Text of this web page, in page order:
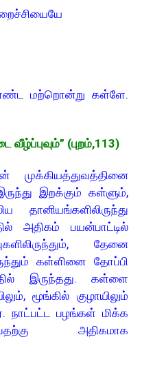
மற்றொன்று கள்ளே.
வீழ்ப்புவும்” (புறம்,113)
முக்கியத்துவத்தினை
இறக்கும் கள்ளும்,
தானியங்களிலிருந்து
அதிகம் பயன்பாட்டில்
தேனை
கள்ளினை தோப்பி
இருந்தது. கள்ளை
மூங்கில் குழாயிலும்
நாட்பட்ட பழங்கள் மிக்க
அதிகமாக